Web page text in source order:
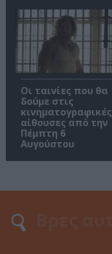
Οι ταινίες που θα
δούμε στις
κινηματογραφικές
αίθουσες από την
Πέμπτη 6
Αυγούστου